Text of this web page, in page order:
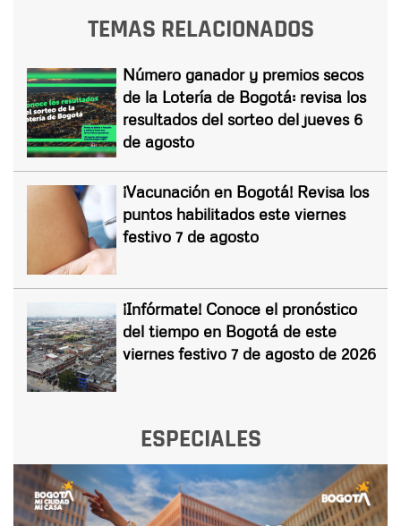
TEMAS RELACIONADOS
Número ganador y premios secos
de la Lotería de Bogotá: revisa los
resultados del sorteo del jueves 6
de agosto
¡Vacunación en Bogotá! Revisa los
puntos habilitados este viernes
festivo 7 de agosto
¡Infórmate! Conoce el pronóstico
del tiempo en Bogotá de este
viernes festivo 7 de agosto de 2026
ESPECIALES